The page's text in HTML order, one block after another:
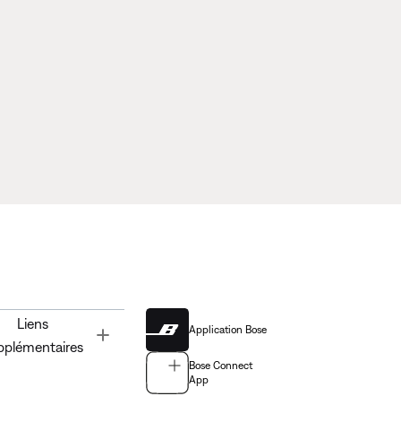
Liens
Application Bose
Bose Connect
App